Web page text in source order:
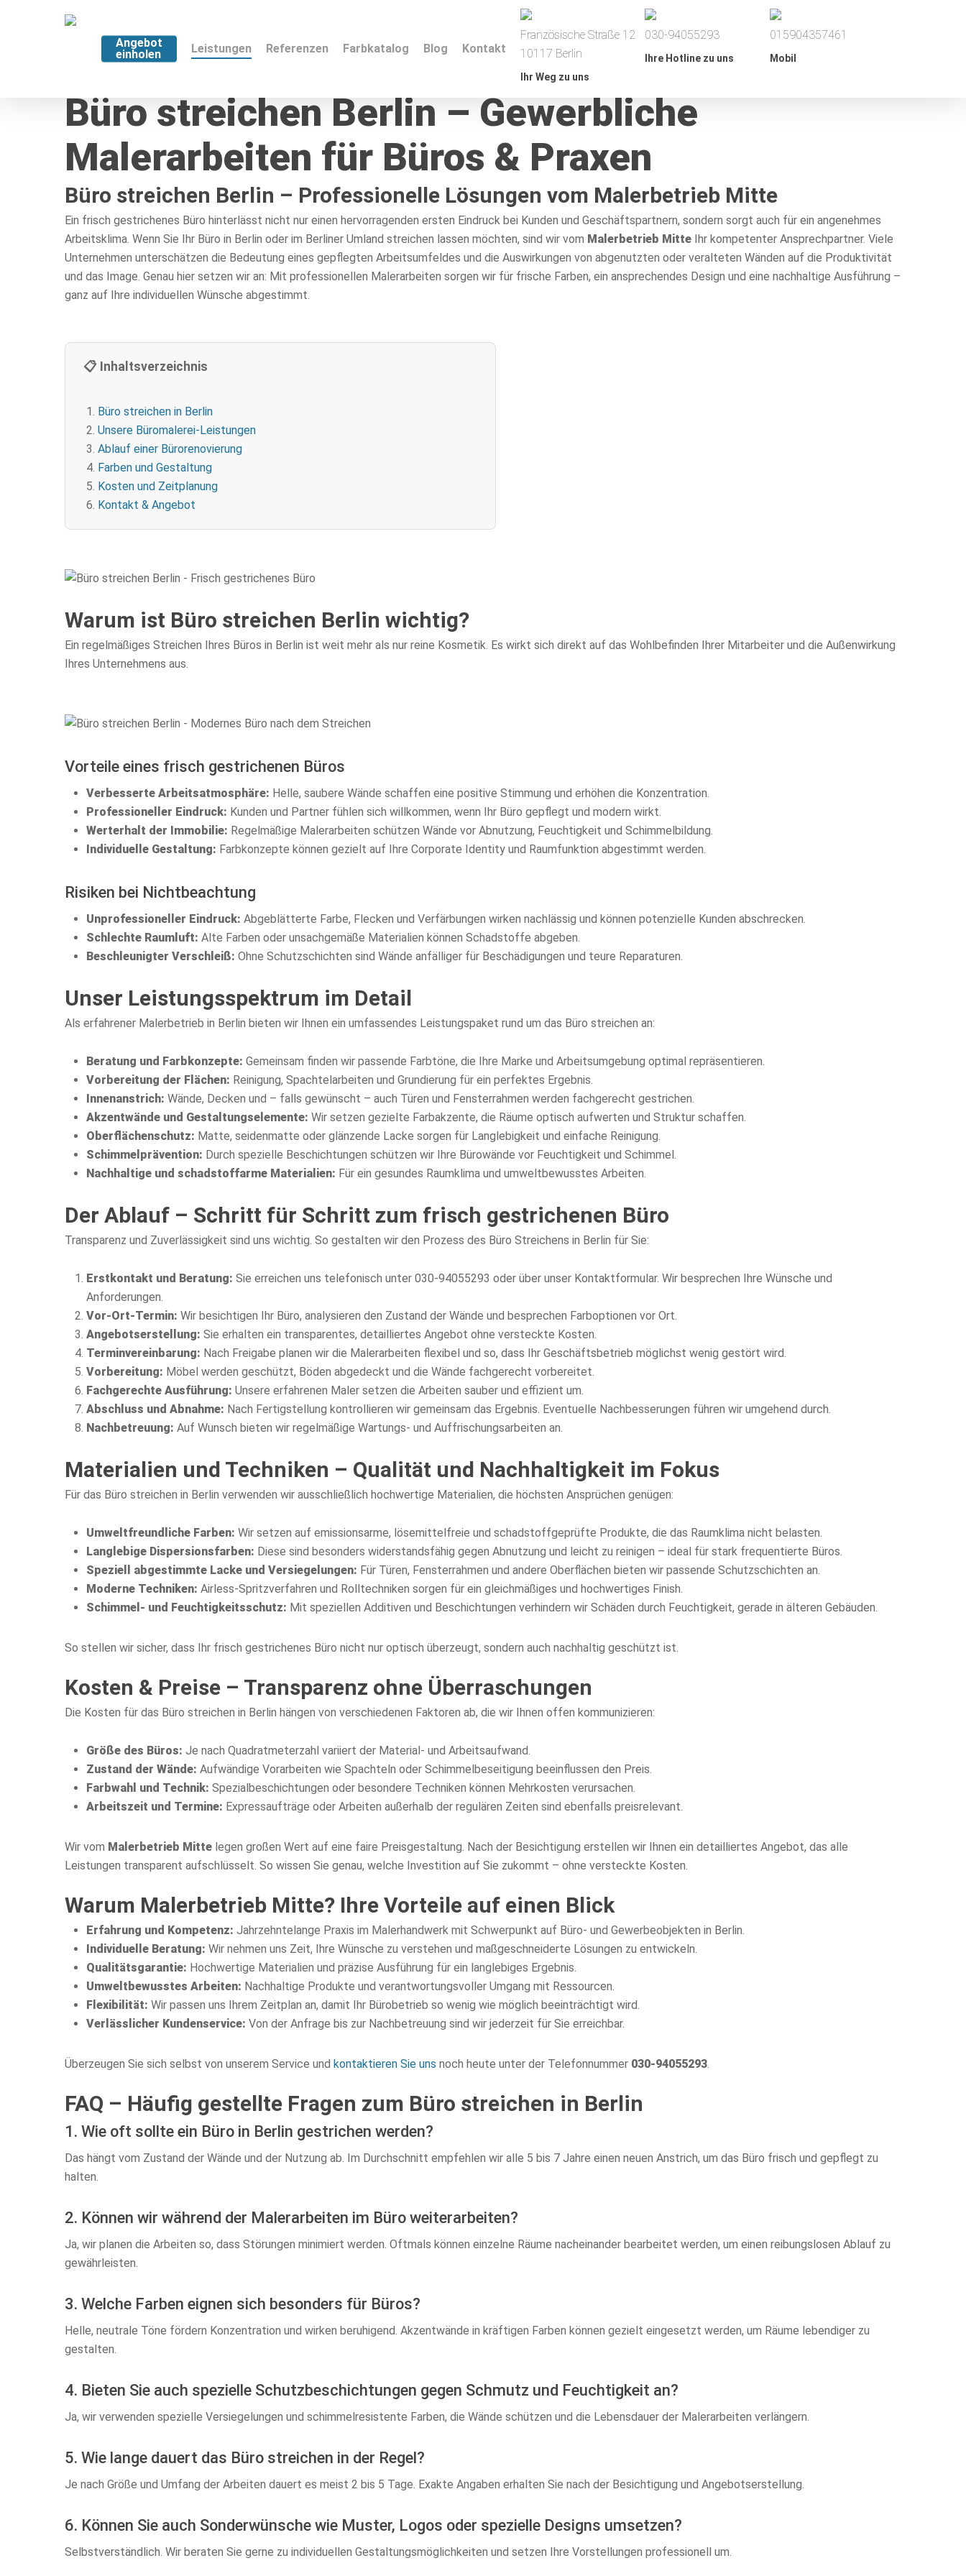
Angebot
einholen
Leistungen Referenzen Farbkatalog Blog Kontakt
Französische Straße 12
10117 Berlin
Ihr Weg zu uns
030-94055293
Ihre Hotline zu uns
015904357461
Mobil
Büro streichen Berlin – Gewerbliche
Malerarbeiten für Büros & Praxen
Büro streichen Berlin – Professionelle Lösungen vom Malerbetrieb Mitte
Ein frisch gestrichenes Büro hinterlässt nicht nur einen hervorragenden ersten Eindruck bei Kunden und Geschäftspartnern, sondern sorgt auch für ein angenehmes
Arbeitsklima. Wenn Sie Ihr Büro in Berlin oder im Berliner Umland streichen lassen möchten, sind wir vom Malerbetrieb Mitte Ihr kompetenter Ansprechpartner. Viele
Unternehmen unterschätzen die Bedeutung eines gepflegten Arbeitsumfeldes und die Auswirkungen von abgenutzten oder veralteten Wänden auf die Produktivität
und das Image. Genau hier setzen wir an: Mit professionellen Malerarbeiten sorgen wir für frische Farben, ein ansprechendes Design und eine nachhaltige Ausführung –
ganz auf Ihre individuellen Wünsche abgestimmt.
📋 Inhaltsverzeichnis
Büro streichen in Berlin
Unsere Büromalerei-Leistungen
Ablauf einer Bürorenovierung
Farben und Gestaltung
Kosten und Zeitplanung
Kontakt & Angebot
Warum ist Büro streichen Berlin wichtig?
Ein regelmäßiges Streichen Ihres Büros in Berlin ist weit mehr als nur reine Kosmetik. Es wirkt sich direkt auf das Wohlbefinden Ihrer Mitarbeiter und die Außenwirkung
Ihres Unternehmens aus.
Vorteile eines frisch gestrichenen Büros
Verbesserte Arbeitsatmosphäre: Helle, saubere Wände schaffen eine positive Stimmung und erhöhen die Konzentration.
Professioneller Eindruck: Kunden und Partner fühlen sich willkommen, wenn Ihr Büro gepflegt und modern wirkt.
Werterhalt der Immobilie: Regelmäßige Malerarbeiten schützen Wände vor Abnutzung, Feuchtigkeit und Schimmelbildung.
Individuelle Gestaltung: Farbkonzepte können gezielt auf Ihre Corporate Identity und Raumfunktion abgestimmt werden.
Risiken bei Nichtbeachtung
Unprofessioneller Eindruck: Abgeblätterte Farbe, Flecken und Verfärbungen wirken nachlässig und können potenzielle Kunden abschrecken.
Schlechte Raumluft: Alte Farben oder unsachgemäße Materialien können Schadstoffe abgeben.
Beschleunigter Verschleiß: Ohne Schutzschichten sind Wände anfälliger für Beschädigungen und teure Reparaturen.
Unser Leistungsspektrum im Detail
Als erfahrener Malerbetrieb in Berlin bieten wir Ihnen ein umfassendes Leistungspaket rund um das Büro streichen an:
Beratung und Farbkonzepte: Gemeinsam finden wir passende Farbtöne, die Ihre Marke und Arbeitsumgebung optimal repräsentieren.
Vorbereitung der Flächen: Reinigung, Spachtelarbeiten und Grundierung für ein perfektes Ergebnis.
Innenanstrich: Wände, Decken und – falls gewünscht – auch Türen und Fensterrahmen werden fachgerecht gestrichen.
Akzentwände und Gestaltungselemente: Wir setzen gezielte Farbakzente, die Räume optisch aufwerten und Struktur schaffen.
Oberflächenschutz: Matte, seidenmatte oder glänzende Lacke sorgen für Langlebigkeit und einfache Reinigung.
Schimmelprävention: Durch spezielle Beschichtungen schützen wir Ihre Bürowände vor Feuchtigkeit und Schimmel.
Nachhaltige und schadstoffarme Materialien: Für ein gesundes Raumklima und umweltbewusstes Arbeiten.
Der Ablauf – Schritt für Schritt zum frisch gestrichenen Büro
Transparenz und Zuverlässigkeit sind uns wichtig. So gestalten wir den Prozess des Büro Streichens in Berlin für Sie:
Erstkontakt und Beratung: Sie erreichen uns telefonisch unter 030-94055293 oder über unser Kontaktformular. Wir besprechen Ihre Wünsche und
Anforderungen.
Vor-Ort-Termin: Wir besichtigen Ihr Büro, analysieren den Zustand der Wände und besprechen Farboptionen vor Ort.
Angebotserstellung: Sie erhalten ein transparentes, detailliertes Angebot ohne versteckte Kosten.
Terminvereinbarung: Nach Freigabe planen wir die Malerarbeiten flexibel und so, dass Ihr Geschäftsbetrieb möglichst wenig gestört wird.
Vorbereitung: Möbel werden geschützt, Böden abgedeckt und die Wände fachgerecht vorbereitet.
Fachgerechte Ausführung: Unsere erfahrenen Maler setzen die Arbeiten sauber und effizient um.
Abschluss und Abnahme: Nach Fertigstellung kontrollieren wir gemeinsam das Ergebnis. Eventuelle Nachbesserungen führen wir umgehend durch.
Nachbetreuung: Auf Wunsch bieten wir regelmäßige Wartungs- und Auffrischungsarbeiten an.
Materialien und Techniken – Qualität und Nachhaltigkeit im Fokus
Für das Büro streichen in Berlin verwenden wir ausschließlich hochwertige Materialien, die höchsten Ansprüchen genügen:
Umweltfreundliche Farben: Wir setzen auf emissionsarme, lösemittelfreie und schadstoffgeprüfte Produkte, die das Raumklima nicht belasten.
Langlebige Dispersionsfarben: Diese sind besonders widerstandsfähig gegen Abnutzung und leicht zu reinigen – ideal für stark frequentierte Büros.
Speziell abgestimmte Lacke und Versiegelungen: Für Türen, Fensterrahmen und andere Oberflächen bieten wir passende Schutzschichten an.
Moderne Techniken: Airless-Spritzverfahren und Rolltechniken sorgen für ein gleichmäßiges und hochwertiges Finish.
Schimmel- und Feuchtigkeitsschutz: Mit speziellen Additiven und Beschichtungen verhindern wir Schäden durch Feuchtigkeit, gerade in älteren Gebäuden.
So stellen wir sicher, dass Ihr frisch gestrichenes Büro nicht nur optisch überzeugt, sondern auch nachhaltig geschützt ist.
Kosten & Preise – Transparenz ohne Überraschungen
Die Kosten für das Büro streichen in Berlin hängen von verschiedenen Faktoren ab, die wir Ihnen offen kommunizieren:
Größe des Büros: Je nach Quadratmeterzahl variiert der Material- und Arbeitsaufwand.
Zustand der Wände: Aufwändige Vorarbeiten wie Spachteln oder Schimmelbeseitigung beeinflussen den Preis.
Farbwahl und Technik: Spezialbeschichtungen oder besondere Techniken können Mehrkosten verursachen.
Arbeitszeit und Termine: Expressaufträge oder Arbeiten außerhalb der regulären Zeiten sind ebenfalls preisrelevant.
Wir vom Malerbetrieb Mitte legen großen Wert auf eine faire Preisgestaltung. Nach der Besichtigung erstellen wir Ihnen ein detailliertes Angebot, das alle
Leistungen transparent aufschlüsselt. So wissen Sie genau, welche Investition auf Sie zukommt – ohne versteckte Kosten.
Warum Malerbetrieb Mitte? Ihre Vorteile auf einen Blick
Erfahrung und Kompetenz: Jahrzehntelange Praxis im Malerhandwerk mit Schwerpunkt auf Büro- und Gewerbeobjekten in Berlin.
Individuelle Beratung: Wir nehmen uns Zeit, Ihre Wünsche zu verstehen und maßgeschneiderte Lösungen zu entwickeln.
Qualitätsgarantie: Hochwertige Materialien und präzise Ausführung für ein langlebiges Ergebnis.
Umweltbewusstes Arbeiten: Nachhaltige Produkte und verantwortungsvoller Umgang mit Ressourcen.
Flexibilität: Wir passen uns Ihrem Zeitplan an, damit Ihr Bürobetrieb so wenig wie möglich beeinträchtigt wird.
Verlässlicher Kundenservice: Von der Anfrage bis zur Nachbetreuung sind wir jederzeit für Sie erreichbar.
Überzeugen Sie sich selbst von unserem Service und kontaktieren Sie uns noch heute unter der Telefonnummer 030-94055293.
FAQ – Häufig gestellte Fragen zum Büro streichen in Berlin
1. Wie oft sollte ein Büro in Berlin gestrichen werden?
Das hängt vom Zustand der Wände und der Nutzung ab. Im Durchschnitt empfehlen wir alle 5 bis 7 Jahre einen neuen Anstrich, um das Büro frisch und gepflegt zu
halten.
2. Können wir während der Malerarbeiten im Büro weiterarbeiten?
Ja, wir planen die Arbeiten so, dass Störungen minimiert werden. Oftmals können einzelne Räume nacheinander bearbeitet werden, um einen reibungslosen Ablauf zu
gewährleisten.
3. Welche Farben eignen sich besonders für Büros?
Helle, neutrale Töne fördern Konzentration und wirken beruhigend. Akzentwände in kräftigen Farben können gezielt eingesetzt werden, um Räume lebendiger zu
gestalten.
4. Bieten Sie auch spezielle Schutzbeschichtungen gegen Schmutz und Feuchtigkeit an?
Ja, wir verwenden spezielle Versiegelungen und schimmelresistente Farben, die Wände schützen und die Lebensdauer der Malerarbeiten verlängern.
5. Wie lange dauert das Büro streichen in der Regel?
Je nach Größe und Umfang der Arbeiten dauert es meist 2 bis 5 Tage. Exakte Angaben erhalten Sie nach der Besichtigung und Angebotserstellung.
6. Können Sie auch Sonderwünsche wie Muster, Logos oder spezielle Designs umsetzen?
Selbstverständlich. Wir beraten Sie gerne zu individuellen Gestaltungsmöglichkeiten und setzen Ihre Vorstellungen professionell um.